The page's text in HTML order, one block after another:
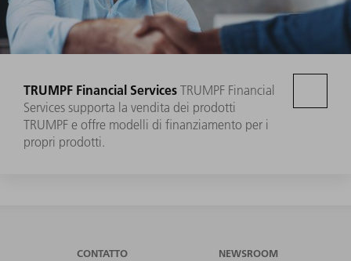
TRUMPF Financial Services TRUMPF Financial
Services supporta la vendita dei prodotti
TRUMPF e offre modelli di finanziamento per i
propri prodotti.
CONTATTO NEWSROOM